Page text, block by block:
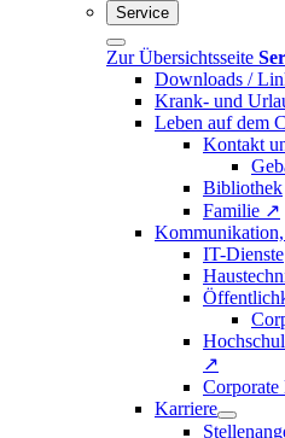
Service
Zur Übersichtsseite
Downloads /
Krank- und
Leben auf dem
Kontakt
Bibliothek
Familie ↗
IT-Dienste
↗
Karriere